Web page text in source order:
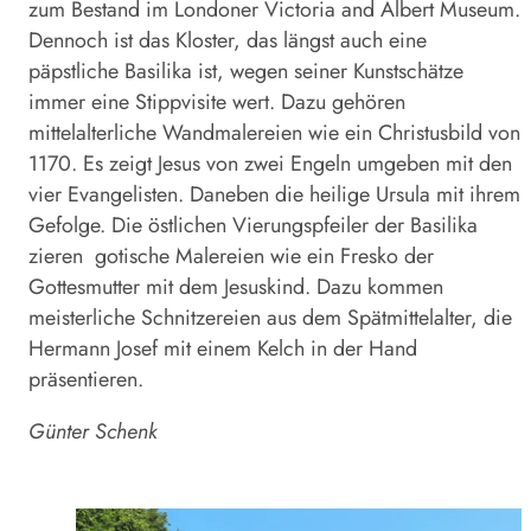
zum Bestand im Londoner Victoria and Albert Museum.
Dennoch ist das Kloster, das längst auch eine
päpstliche Basilika ist, wegen seiner Kunstschätze
immer eine Stippvisite wert. Dazu gehören
mittelalterliche Wandmalereien wie ein Christusbild von
1170. Es zeigt Jesus von zwei Engeln umgeben mit den
vier Evangelisten. Daneben die heilige Ursula mit ihrem
Gefolge. Die östlichen Vierungspfeiler der Basilika
zieren gotische Malereien wie ein Fresko der
Gottesmutter mit dem Jesuskind. Dazu kommen
meisterliche Schnitzereien aus dem Spätmittelalter, die
Hermann Josef mit einem Kelch in der Hand
präsentieren.
Günter Schenk